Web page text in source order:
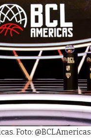
Foto: @BCLAmericas